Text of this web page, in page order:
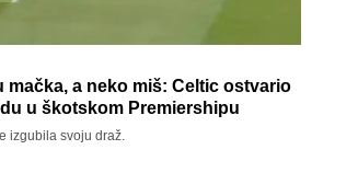
mačka, a neko miš: Celtic ostvario
u škotskom Premiershipu
izgubila svoju draž.